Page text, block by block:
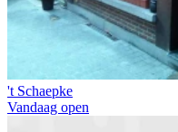
't Schaepke
Vandaag open